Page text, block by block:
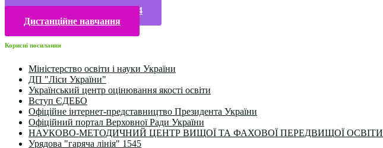
Конкурси та олімпіади 2024
Дистанційне навчання
Корисні посилання
Міністерство освіти і науки України
ДП "Ліси України"
Український центр оцінювання якості освіти
Вступ ЄДЕБО
Офіційне інтернет-представництво Президента України
Офіційний портал Верховної Ради України
НАУКОВО-МЕТОДИЧНИЙ ЦЕНТР ВИЩОЇ ТА ФАХОВОЇ ПЕРЕДВИЩОЇ ОСВІТИ
Урядова "гаряча лінія" 1545